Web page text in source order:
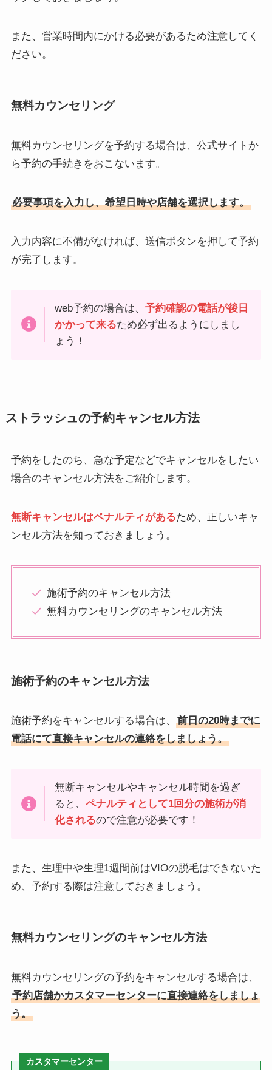
また、営業時間内にかける必要があるため注意してく
ださい。
無料カウンセリング
無料カウンセリングを予約する場合は、公式サイトか
ら予約の手続きをおこないます。
必要事項を入力し、希望日時や店舗を選択します。
入力内容に不備がなければ、送信ボタンを押して予約
が完了します。
web予約の場合は、予約確認の電話が後日
かかって来るため必ず出るようにしまし
ょう！
ストラッシュの予約キャンセル方法
予約をしたのち、急な予定などでキャンセルをしたい
場合のキャンセル方法をご紹介します。
無断キャンセルはペナルティがあるため、正しいキャ
ンセル方法を知っておきましょう。
施術予約のキャンセル方法
無料カウンセリングのキャンセル方法
施術予約のキャンセル方法
施術予約をキャンセルする場合は、
前日の20時までに
電話にて直接キャンセルの連絡をしましょう。
無断キャンセルやキャンセル時間を過ぎ
ると、ペナルティとして1回分の施術が消
化されるので注意が必要です！
また、生理中や生理1週間前はVIOの脱毛はできないた
め、予約する際は注意しておきましょう。
無料カウンセリングのキャンセル方法
無料カウンセリングの予約をキャンセルする場合は、
予約店舗かカスタマーセンターに直接連絡をしましょ
う。
カスタマーセンター